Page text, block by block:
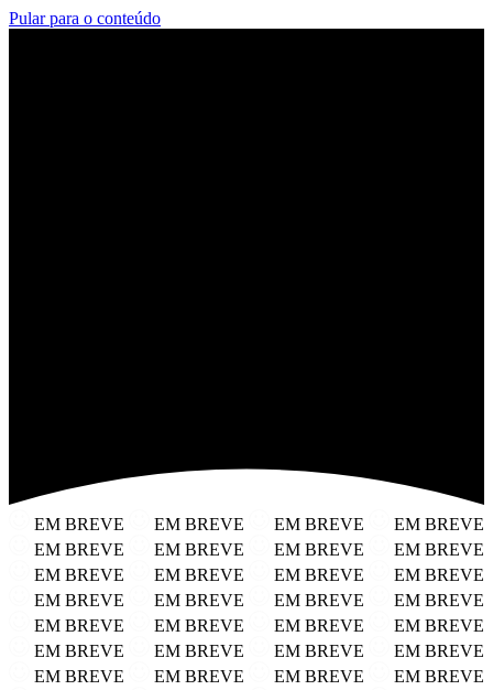
Pular para o conteúdo
EM BREVE EM BREVE EM BREVE
EM BREVE
EM BREVE
EM BREVE EM BREVE
EM BREVE
EM BREVE
EM BREVE EM BREVE
EM BREVE
EM BREVE
EM BREVE EM BREVE
EM BREVE
EM BREVE
EM BREVE EM BREVE
EM BREVE
EM BREVE
EM BREVE EM BREVE
EM BREVE
EM BREVE
EM BREVE EM BREVE
EM BREVE